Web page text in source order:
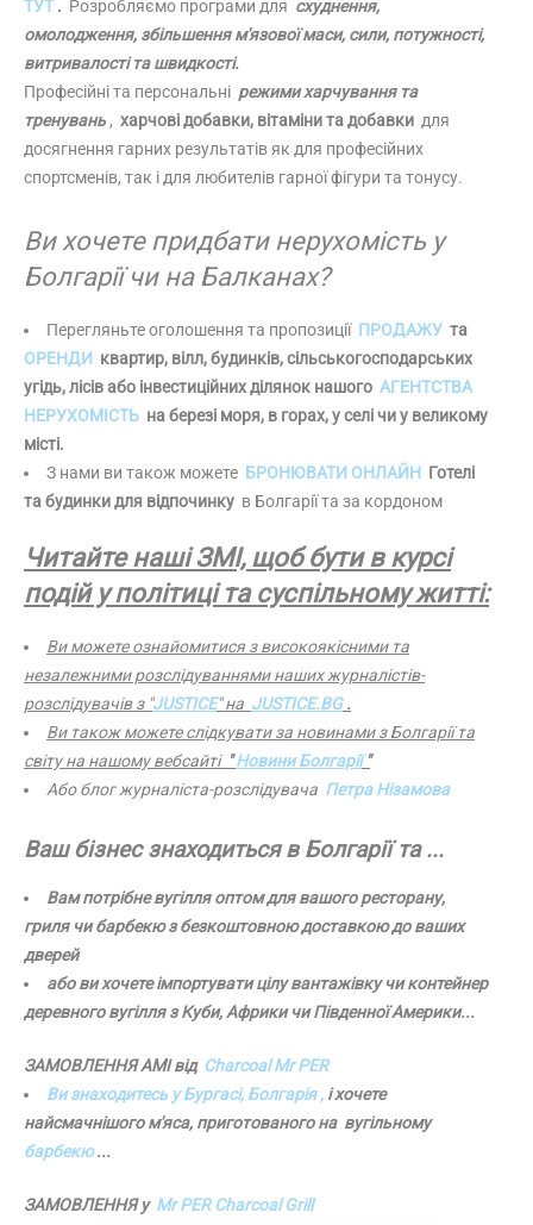
ТУТ. Розробляємо програми для схуднення,
омолодження, збільшення м'язової маси, сили, потужності,
витривалості та швидкості.
Професійні та персональні режими харчування та
тренувань, харчові добавки, вітаміни та добавки для
досягнення гарних результатів як для професійних
спортсменів, так і для любителів гарної фігури та тонусу.
Ви хочете придбати нерухомість у
Болгарії чи на Балканах?
Перегляньте оголошення та пропозиції ПРОДАЖУ та
ОРЕНДИ квартир, вілл, будинків, сільськогосподарських
угідь, лісів або інвестиційних ділянок нашого АГЕНТСТВА
НЕРУХОМІСТЬ на березі моря, в горах, у селі чи у великому
місті.
З нами ви також можете БРОНЮВАТИ ОНЛАЙН Готелі
та будинки для відпочинку в Болгарії та за кордоном
Читайте наші ЗМІ, щоб бути в курсі
подій у політиці та суспільному житті:
Ви можете ознайомитися з високоякісними та
незалежними розслідуваннями наших журналістів-
розслідувачів з "JUSTICE" на JUSTICE.BG.
Ви також можете слідкувати за новинами з Болгарії та
світу на нашому вебсайті "Новини Болгарії"
Або блог журналіста-розслідувача Петра Нізамова
Ваш бізнес знаходиться в Болгарії та ...
Вам потрібне вугілля оптом для вашого ресторану,
гриля чи барбекю з безкоштовною доставкою до ваших
дверей
або ви хочете імпортувати цілу вантажівку чи контейнер
деревного вугілля з Куби, Африки чи Південної Америки...
ЗАМОВЛЕННЯ AMI від Charcoal Mr PER
Ви знаходитесь у Бургасі, Болгарія , і хочете
найсмачнішого м'яса, приготованого на вугільному
барбекю...
ЗАМОВЛЕННЯ у Mr PER Charcoal Grill